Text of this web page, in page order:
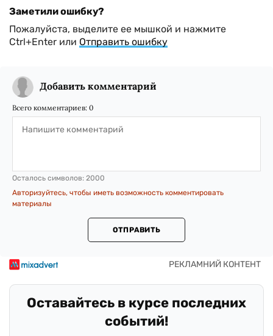
Заметили ошибку?
Пожалуйста, выделите ее мышкой и нажмите
Ctrl+Enter или Отправить ошибку
Добавить комментарий
Всего комментариев: 0
Осталось символов: 2000
Авторизуйтесь, чтобы иметь возможность комментировать
материалы
ОТПРАВИТЬ
Оставайтесь в курсе последних
событий!